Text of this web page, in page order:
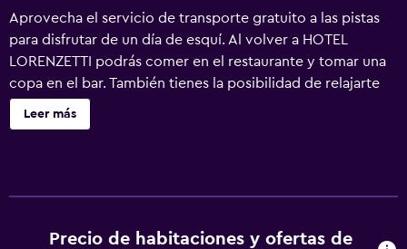
Aprovecha el servicio de transporte gratuito a las pistas
para disfrutar de un día de esquí. Al volver a HOTEL
LORENZETTI podrás comer en el restaurante y tomar una
copa en el bar. También tienes la posibilidad de relajarte
con una piscina cubierta y un spa. HOTEL LORENZETTI
ofrece 48 alojamientos, con acceso por pasillos exteriores
higiene personal gratuitos. Este hotel en Pinzolo ofrece
Leer más
Precio de habitaciones y ofertas de